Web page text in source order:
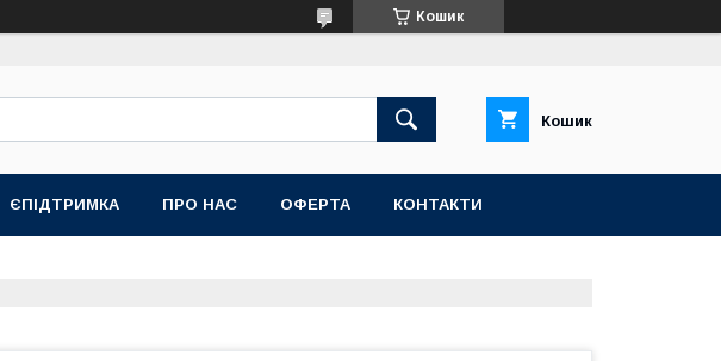
Кошик
Кошик
ЄПІДТРИМКА ПРО НАС ОФЕРТА КОНТАКТИ